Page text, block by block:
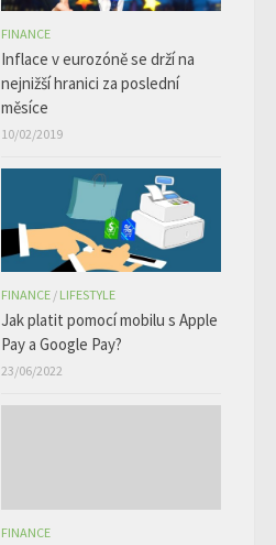
FINANCE
Inflace v eurozóně se drží na
nejnižší hranici za poslední
měsíce
10/02/2019
FINANCE / LIFESTYLE
Jak platit pomocí mobilu s Apple
Pay a Google Pay?
23/06/2022
FINANCE